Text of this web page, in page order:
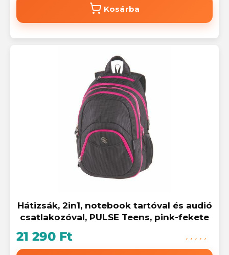
Kosárba
Hátizsák, 2in1, notebook tartóval és audió
csatlakozóval, PULSE Teens, pink-fekete
21 290 Ft